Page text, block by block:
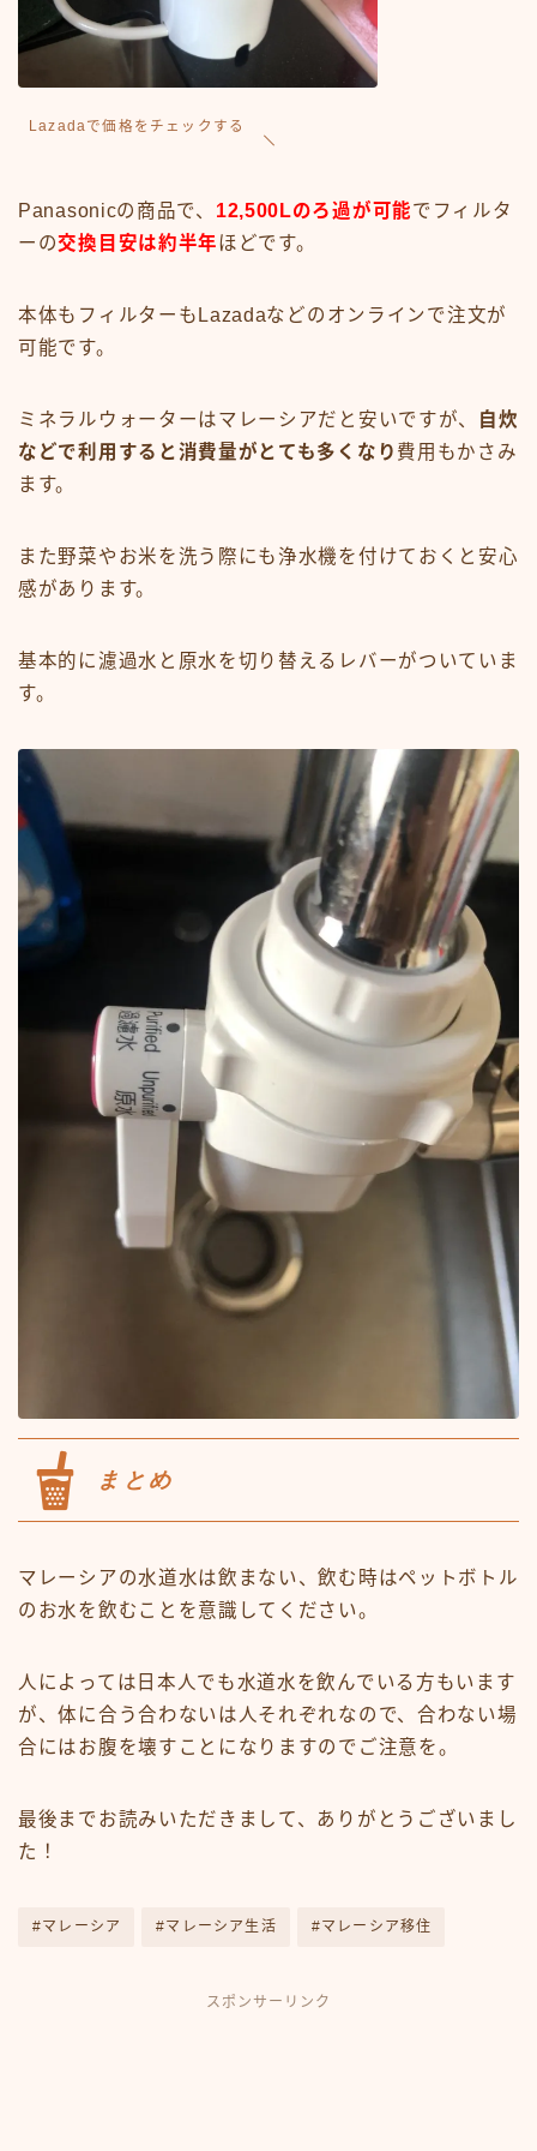
Lazadaで価格をチェックする
Panasonicの商品で、 12,500Lのろ過が可能でフィルタ
ーの交換目安は約半年ほどです。
本体もフィルターもLazadaなどのオンラインで注文が
可能です。
ミネラルウォーターはマレーシアだと安いですが、
自炊
などで利用すると消費量がとても多くなり 費用もかさみ
ます。
また野菜やお米を洗う際にも浄水機を付けておくと安心
感があります。
基本的に濾過水と原水を切り替えるレバーがついていま
す。
まとめ
マレーシアの水道水は飲まない、飲む時はペットボトル
のお水を飲むことを意識してください。
人によっては日本人でも水道水を飲んでいる方もいます
が、体に合う合わないは人それぞれなので、合わない場
合にはお腹を壊すことになりますのでご注意を。
最後までお読みいただきまして、ありがとうございまし
た！
#マレーシア #マレーシア生活 #マレーシア移住
スポンサーリンク